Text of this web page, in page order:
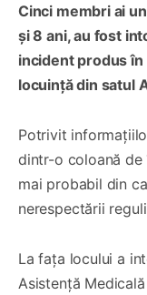
Cinci membri ai
și 8 ani, au fost
incident produs
locuință din satul
Potrivit
dintr-o coloană de
mai probabil din
nerespectării
La fața locului a
Asistență